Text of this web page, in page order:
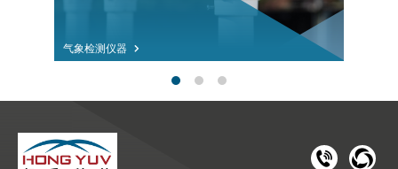
气象检测仪器
181 1126
028-